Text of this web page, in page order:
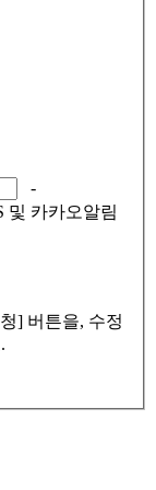
-
및 카카오알림
] 버튼을, 수정